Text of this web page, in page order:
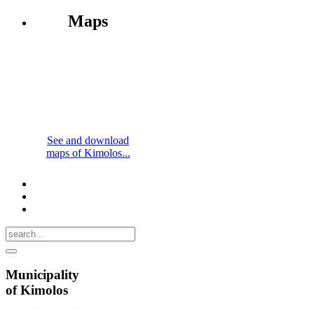
Maps
See and download
maps of Kimolos...
Municipality
of Kimolos